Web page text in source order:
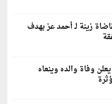
زينة لـ أحمد عز بهدف
وفاة والده وينعاه